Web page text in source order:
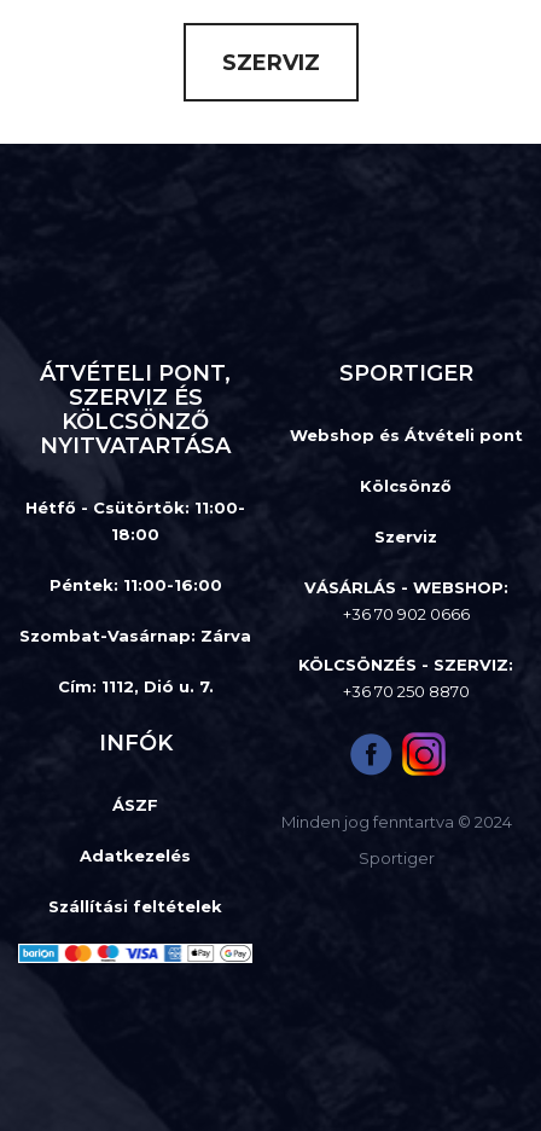
SZERVIZ
ÁTVÉTELI PONT,
SZERVIZ ÉS
KÖLCSÖNZŐ
NYITVATARTÁSA
Hétfő - Csütörtök: 11:00-
18:00
Péntek: 11:00-16:00
Szombat-Vasárnap: Zárva
Cím: 1112, Dió u. 7.
SPORTIGER
Webshop és Átvételi pont
Kölcsönző
Szerviz
VÁSÁRLÁS - WEBSHOP:
+36 70 902 0666
KÖLCSÖNZÉS - SZERVIZ:
+36 70 250 8870
INFÓK
ÁSZF
Adatkezelés
Szállítási feltételek
Minden jog fenntartva © 2024
Sportiger